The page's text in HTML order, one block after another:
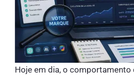
Hoje em dia, o comportamento